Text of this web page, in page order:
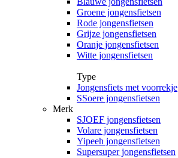
Groene jongensfietsen
Rode jongensfietsen
Grijze jongensfietsen
Oranje jongensfietsen
Witte jongensfietsen
Type
Jongensfiets met voorrekje
SSoere jongensfietsen
Merk
SJOEF jongensfietsen
Volare jongensfietsen
Yipeeh jongensfietsen
Supersuper jongensfietsen